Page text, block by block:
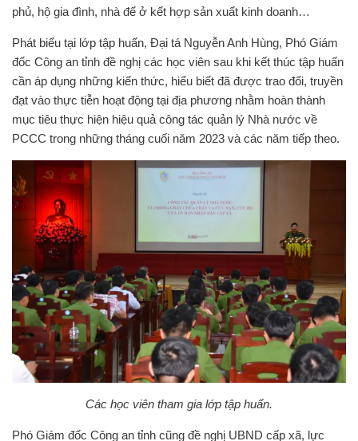
phủ, hộ gia đình, nhà để ở kết hợp sản xuất kinh doanh…
Phát biểu tại lớp tập huấn, Đại tá Nguyễn Anh Hùng, Phó Giám
đốc Công an tỉnh đề nghị các học viên sau khi kết thúc tập huấn
cần áp dụng những kiến thức, hiểu biết đã được trao đổi, truyền
đạt vào thực tiễn hoạt động tại địa phương nhằm hoàn thành
mục tiêu thực hiện hiệu quả công tác quản lý Nhà nước về
PCCC trong những tháng cuối năm 2023 và các năm tiếp theo.
Các học viên tham gia lớp tập huấn.
Phó Giám đốc Công an tỉnh cũng đề nghị UBND cấp xã, lực